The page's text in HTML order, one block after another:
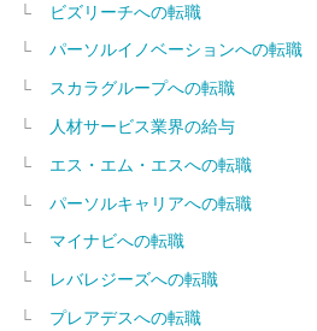
ビズリーチへの転職
パーソルイノベーションへの転職
スカラグループへの転職
人材サービス業界の給与
エス・エム・エスへの転職
パーソルキャリアへの転職
マイナビへの転職
レバレジーズへの転職
プレアデスへの転職